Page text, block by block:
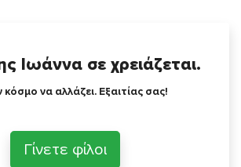
Ιωάννα σε χρειάζεται.
κόσμο να αλλάζει. Εξαιτίας σας!
Γίνετε φίλοι